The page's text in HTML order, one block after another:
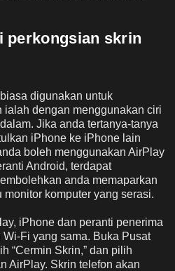
perkongsian skrin
digunakan untuk
ialah dengan menggunakan ciri
Jika anda tertanya-tanya
iPhone ke iPhone lain
boleh menggunakan AirPlay
Android, terdapat
anda memaparkan
komputer yang serasi.
iPhone dan peranti penerima
Fi yang sama. Buka Pusat
“Cermin Skrin,” dan pilih
AirPlay. Skrin telefon akan